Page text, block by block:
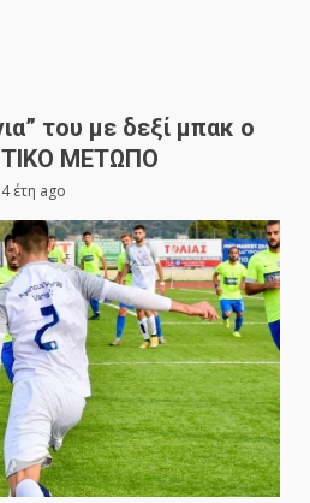
του με δεξί μπακ ο
ΜΕΤΩΠΟ
4 έτη ago